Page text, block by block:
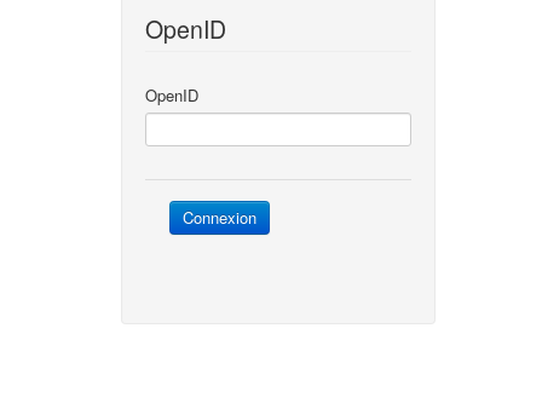
OpenID
OpenID